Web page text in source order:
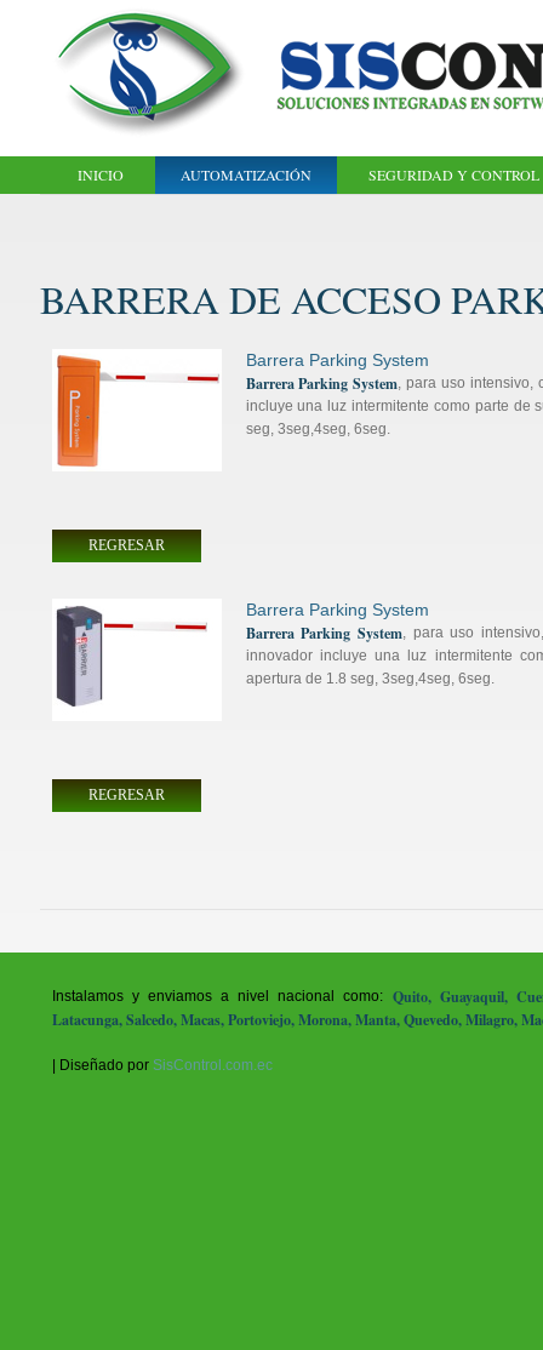
INICIO AUTOMATIZACIÓN SEGURIDAD Y CONTROL
BARRERA DE ACCESO
Barrera Parking System
Barrera Parking System, para uso intensivo,
incluye una luz intermitente como parte de
seg, 3seg,4seg, 6seg.
REGRESAR
Barrera Parking System
Barrera Parking System, para uso
innovador incluye una luz intermitente
apertura de 1.8 seg, 3seg,4seg, 6seg.
REGRESAR
Instalamos y enviamos a nivel nacional como: Quito, Guayaquil,
Latacunga, Salcedo, Macas, Portoviejo, Morona, Manta, Quevedo, Milagro,
| Diseñado por SisControl.com.ec